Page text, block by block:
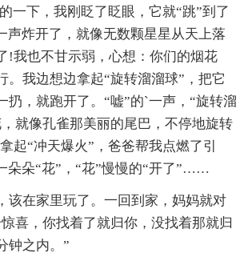
一下，我刚眨了眨眼，它就“跳”到了
声炸开了，就像无数颗星星从天上落
!我也不甘示弱，心想：你们的烟花
。我边想边拿起“旋转溜溜球”，把它
扔，就跑开了。“嘘”的`一声，“旋转溜
就像孔雀那美丽的尾巴，不停地旋转
起“冲天爆火”，爸爸帮我点燃了引
朵朵“花”，“花”慢慢的“开了”……
该在家里玩了。一回到家，妈妈就对
喜，你找着了就归你，没找着那就归
钟之内。”